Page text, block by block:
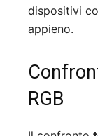
dispositivi
appieno.
RGB